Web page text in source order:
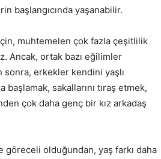
başlangıcında yaşanabilir.
muhtemelen çok fazla çeşitlilik
Ancak, ortak bazı eğilimler
erkekler kendini yaşlı
sakallarını tıraş etmek,
çok daha genç bir kız arkadaş
olduğundan, yaş farkı daha